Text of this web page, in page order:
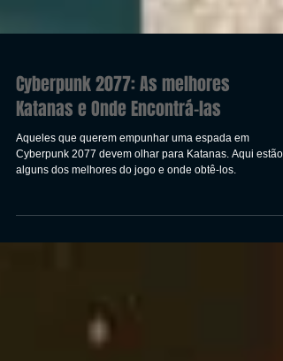
Cyberpunk 2077: As melhores
Katanas e Onde Encontrá-las
Aqueles que querem empunhar uma espada em